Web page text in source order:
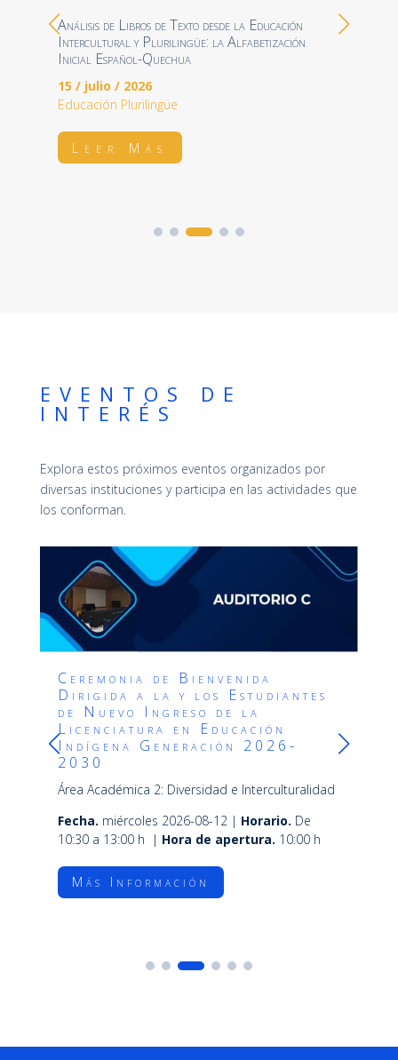
Análisis de Libros de Texto desde la Educación
Intercultural y Plurilingüe: la Alfabetización
Inicial Español-Quechua
15 / julio / 2026
Educación Plurilingüe
Leer Más
EVENTOS DE
INTERÉS
Explora estos próximos eventos organizados por
diversas instituciones y participa en las actividades que
los conforman.
Ceremonia de Bienvenida
Dirigida a la y los Estudiantes
de Nuevo Ingreso de la
Licenciatura en Educación
Indígena Generación 2026-
2030
Área Académica 2: Diversidad e Interculturalidad
Fecha. miércoles 2026-08-12 | Horario. De
10:30 a 13:00 h | Hora de apertura. 10:00 h
Más Información